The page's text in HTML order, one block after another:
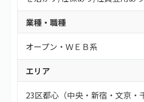
業種・職種
オープン・ＷＥＢ系
エリア
23区都心（中央・新宿・文京・